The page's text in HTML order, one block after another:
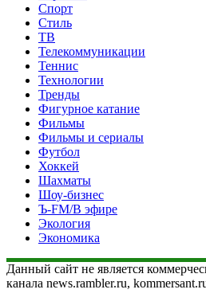
Спорт
Стиль
ТВ
Телекоммуникации
Теннис
Технологии
Тренды
Фигурное катание
Фильмы
Фильмы и сериалы
Футбол
Хоккей
Шахматы
Шоу-бизнес
Ъ-FM/В эфире
Экология
Экономика
Данный сайт не является
канала news.rambler.ru,